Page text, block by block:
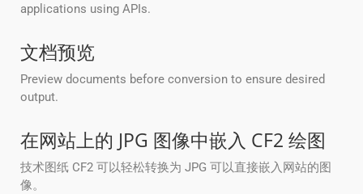
applications using APIs.
文档预览
Preview documents before conversion to ensure desired
output.
在网站上的 JPG 图像中嵌入 CF2 绘图
技术图纸 CF2 可以轻松转换为 JPG 可以直接嵌入网站的图
像。